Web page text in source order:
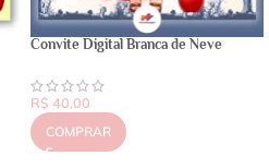
Convite Digital Branca de Neve
R$ 40,00
COMPRAR